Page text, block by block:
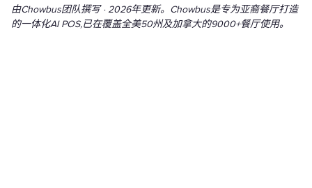
由Chowbus团队撰写 · 2026年更新。Chowbus是专为亚裔餐厅打造
的一体化AI POS,已在覆盖全美50州及加拿大的9000+餐厅使用。